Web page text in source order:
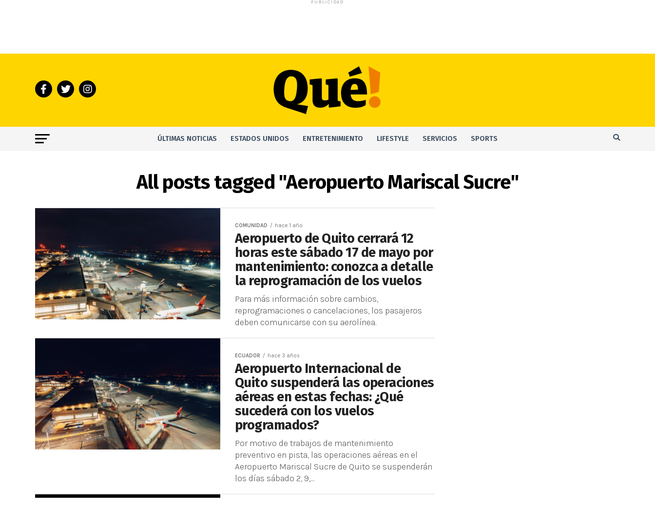
PUBLICIDAD
ÚLTIMAS NOTICIAS ESTADOS UNIDOS ENTRETENIMIENTO LIFESTYLE SERVICIOS SPORTS
All posts tagged "Aeropuerto Mariscal Sucre"
COMUNIDAD hace 1 año
Aeropuerto de Quito cerrará 12
horas este sábado 17 de mayo por
mantenimiento: conozca a detalle
la reprogramación de los vuelos
Para más información sobre cambios,
reprogramaciones o cancelaciones, los pasajeros
deben comunicarse con su aerolínea.
ECUADOR hace 3 años
Aeropuerto Internacional de
Quito suspenderá las operaciones
aéreas en estas fechas: ¿Qué
sucederá con los vuelos
programados?
Por motivo de trabajos de mantenimiento
preventivo en pista, las operaciones aéreas en el
Aeropuerto Mariscal Sucre de Quito se suspenderán
los días sábado 2, 9,...